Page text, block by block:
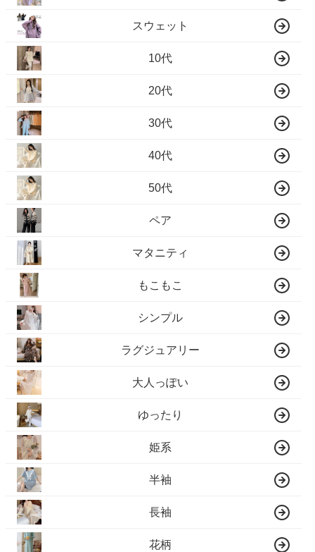
スウェット
10代
20代
30代
40代
50代
ペア
マタニティ
もこもこ
シンプル
ラグジュアリー
大人っぽい
ゆったり
姫系
半袖
長袖
花柄